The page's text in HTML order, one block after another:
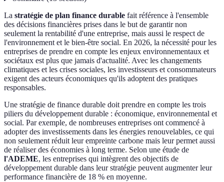
La stratégie de plan finance durable fait référence à l'ensemble
des décisions financières prises dans le but de garantir non
seulement la rentabilité d'une entreprise, mais aussi le respect de
l'environnement et le bien-être social. En 2026, la nécessité pour les
entreprises de prendre en compte les enjeux environnementaux et
sociétaux est plus que jamais d'actualité. Avec les changements
climatiques et les crises sociales, les investisseurs et consommateurs
exigent des acteurs économiques qu'ils adoptent des pratiques
responsables.
Une stratégie de finance durable doit prendre en compte les trois
piliers du développement durable : économique, environnemental et
social. Par exemple, de nombreuses entreprises ont commencé à
adopter des investissements dans les énergies renouvelables, ce qui
non seulement réduit leur empreinte carbone mais leur permet aussi
de réaliser des économies à long terme. Selon une étude de
l'ADEME, les entreprises qui intègrent des objectifs de
développement durable dans leur stratégie peuvent augmenter leur
performance financière de 18 % en moyenne.